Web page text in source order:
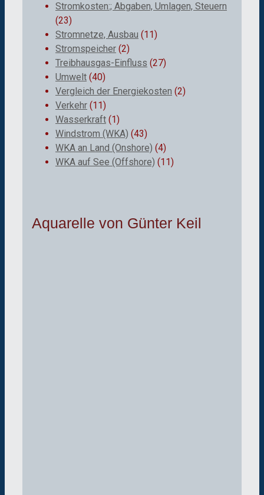
Stromkosten:; Abgaben, Umlagen, Steuern
(23)
Stromnetze, Ausbau (11)
Stromspeicher (2)
Treibhausgas-Einfluss (27)
Umwelt (40)
Vergleich der Energiekosten (2)
Verkehr (11)
Wasserkraft (1)
Windstrom (WKA) (43)
WKA an Land (Onshore) (4)
WKA auf See (Offshore) (11)
Aquarelle von Günter Keil